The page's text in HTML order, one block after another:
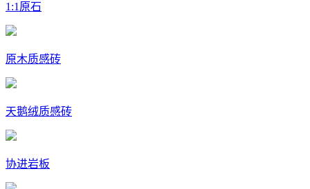
1:1原石
原木质感砖
天鹅绒质感砖
协进岩板